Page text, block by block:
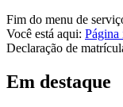
Fim do menu de
Você está aqui: Página
Declaração de
Em destaque